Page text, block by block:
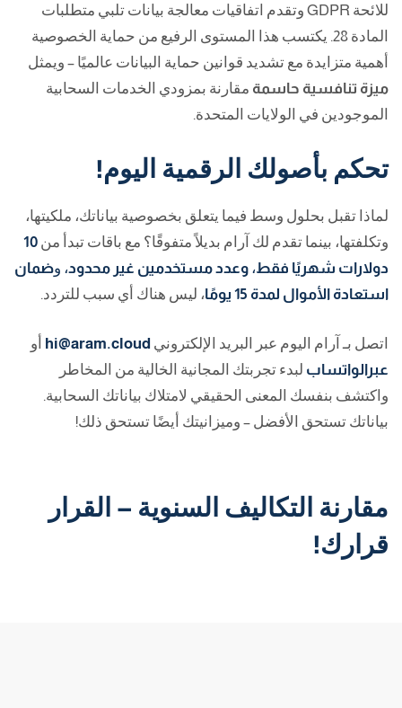
للائحة GDPR وتقدم اتفاقيات معالجة بيانات تلبي متطلبات
المادة 28. يكتسب هذا المستوى الرفيع من حماية الخصوصية
أهمية متزايدة مع تشديد قوانين حماية البيانات عالميًا – ويمثل
ميزة تنافسية حاسمة مقارنة بمزودي الخدمات السحابية
الموجودين في الولايات المتحدة.
تحكم بأصولك الرقمية اليوم!
لماذا تقبل بحلول وسط فيما يتعلق بخصوصية بياناتك، ملكيتها،
وتكلفتها، بينما تقدم لك آرام بديلاً متفوقًا؟ مع باقات تبدأ من 10
دولارات شهريًا فقط، وعدد مستخدمين غير محدود، وضمان
استعادة الأموال لمدة 15 يومًا
، ليس هناك أي سبب للتردد.
اتصل بـ آرام اليوم عبر البريد الإلكتروني hi@aram.cloud أو
عبرالواتساب لبدء تجربتك المجانية الخالية من المخاطر
واكتشف بنفسك المعنى الحقيقي لامتلاك بياناتك السحابية.
بياناتك تستحق الأفضل – وميزانيتك أيضًا تستحق ذلك!
مقارنة التكاليف السنوية – القرار
قرارك!